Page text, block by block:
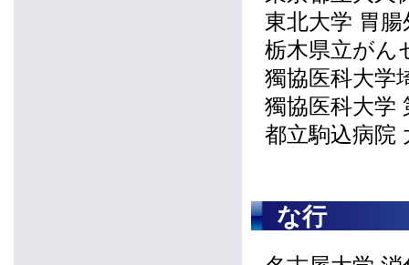
東北大学 胃腸
栃木県立がん
獨協医科大学
獨協医科大学
都立駒込病院
な行